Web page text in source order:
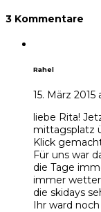
3 Kommentare
Rahel
15. März 2015
liebe Rita!
mittagsplatz
Klick
Für uns war
die Tage
immer
die skidays
Ihr ward